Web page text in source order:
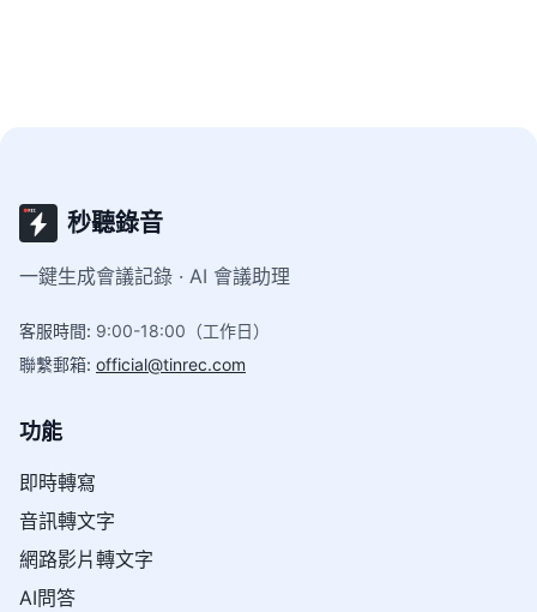
秒聽錄音
一鍵生成會議記錄 · AI 會議助理
客服時間: 9:00-18:00（工作日）
聯繫郵箱: official@tinrec.com
功能
即時轉寫
音訊轉文字
網路影片轉文字
AI問答